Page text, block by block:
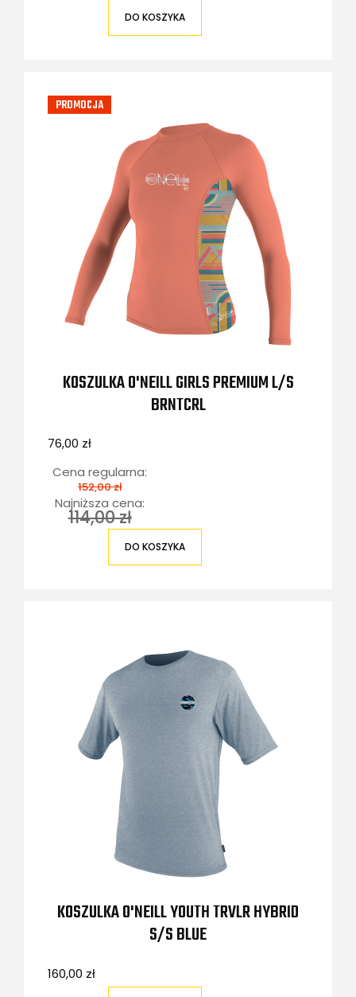
DO KOSZYKA
KOSZULKA O'NEILL GIRLS PREMIUM L/S
BRNTCRL
76,00 zł
Cena regularna:
152,00 zł
Najniższa cena:
114,00 zł
DO KOSZYKA
PROMOCJA
KOSZULKA O'NEILL YOUTH TRVLR HYBRID
S/S BLUE
160,00 zł